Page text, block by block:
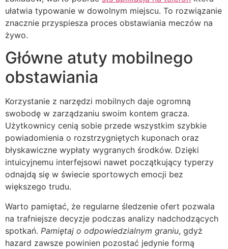
ułatwia typowanie w dowolnym miejscu. To rozwiązanie
znacznie przyspiesza proces obstawiania meczów na
żywo.
Główne atuty mobilnego
obstawiania
Korzystanie z narzędzi mobilnych daje ogromną
swobodę w zarządzaniu swoim kontem gracza.
Użytkownicy cenią sobie przede wszystkim szybkie
powiadomienia o rozstrzygniętych kuponach oraz
błyskawiczne wypłaty wygranych środków. Dzięki
intuicyjnemu interfejsowi nawet początkujący typerzy
odnajdą się w świecie sportowych emocji bez
większego trudu.
Warto pamiętać, że regularne śledzenie ofert pozwala
na trafniejsze decyzje podczas analizy nadchodzących
spotkań. Pamiętaj o odpowiedzialnym graniu, gdyż
hazard zawsze powinien pozostać jedynie formą